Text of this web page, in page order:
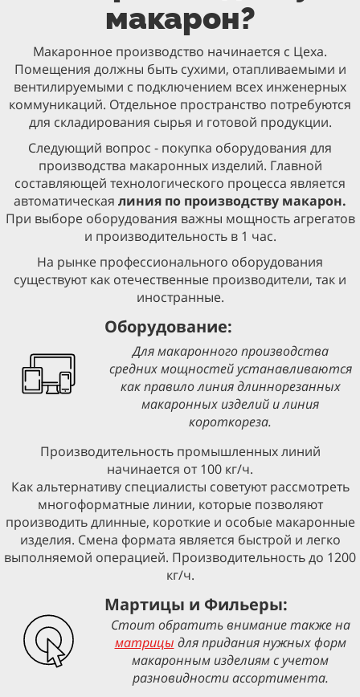
макарон?
Макаронное производство начинается с Цеха.
Помещения должны быть сухими, отапливаемыми и
вентилируемыми с подключением всех инженерных
коммуникаций. Отдельное пространство потребуются
для складирования сырья и готовой продукции.
Следующий вопрос - покупка оборудования для
производства макаронных изделий. Главной
составляющей технологического процесса является
автоматическая линия по производству макарон.
При выборе оборудования важны мощность агрегатов
и производительность в 1 час.
На рынке профессионального оборудования
существуют как отечественные производители, так и
иностранные.
Оборудование:
Для макаронного производства
средних мощностей устанавливаются
как правило линия длиннорезанных
макаронных изделий и линия
короткореза.
Производительность промышленных линий
начинается от 100 кг/ч.
Как альтернативу специалисты советуют рассмотреть
многоформатные линии, которые позволяют
производить длинные, короткие и особые макаронные
изделия. Смена формата является быстрой и легко
выполняемой операцией. Производительность до 1200
кг/ч.
Мартицы и Фильеры:
Стоит обратить внимание также на
матрицы для придания нужных форм
макаронным изделиям с учетом
разновидности ассортимента.